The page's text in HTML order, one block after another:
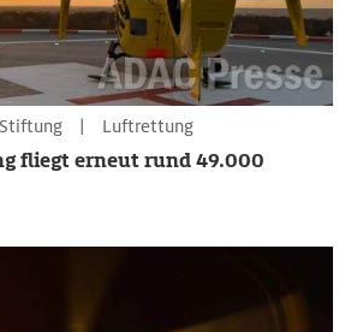
| Luftrettung
fliegt erneut rund 49.000